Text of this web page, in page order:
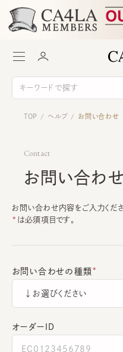
TOP / ヘルプ / お問い合わせ
Contact
お問い合わせ
お問い合わせ内容をご入力くださ
は必須項目です。
お問い合わせの種類
オーダーＩＤ